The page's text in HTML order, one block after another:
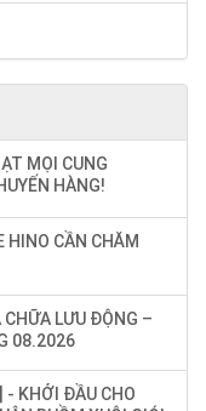
MỌI CUNG
HÀNG!
CẦN CHĂM
CHỮA LƯU ĐỘNG –
08.2026
- KHỞI ĐẦU CHO